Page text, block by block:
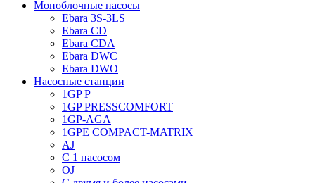
Моноблочные насосы
Ebara 3S-3LS
Ebara CD
Ebara CDA
Ebara DWC
Ebara DWO
Насосные станции
1GP P
1GP PRESSCOMFORT
1GP-AGA
1GPE COMPACT-MATRIX
AJ
C 1 насосом
OJ